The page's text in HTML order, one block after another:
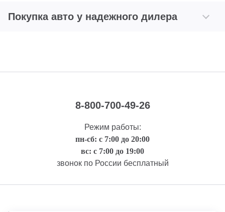
Покупка авто у надежного дилера
8-800-700-49-26
Режим работы:
пн-сб: с 7:00 до 20:00
вс: с 7:00 до 19:00
звонок по России бесплатный